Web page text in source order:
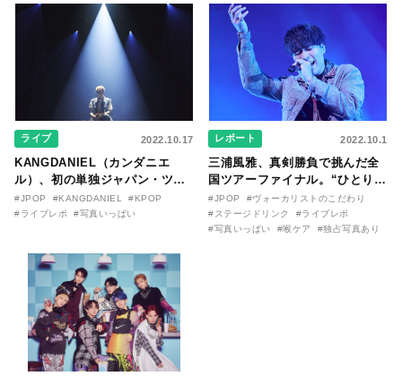
ライブ 2022.10.17
KANGDANIEL（カンダニエ
ル）、初の単独ジャパン・ツア
ーを開催！ 笑顔とパワフルなパ
フォーマンスで観客を魅了
#JPOP #KANGDANIEL
#KPOP
#ライブレポ
#写真いっぱい
レポート 2022.10.1
三浦風雅、真剣勝負で挑んだ全
国ツアーファイナル。“ひとりひ
とりに届くように、全力で歌う”
（喉ケアグッズの独自レポあ
り）
#JPOP
#ヴォーカリストのこだわり
#ステージドリンク
#ライブレポ
#写真いっぱい
#喉ケア #独占写真あり